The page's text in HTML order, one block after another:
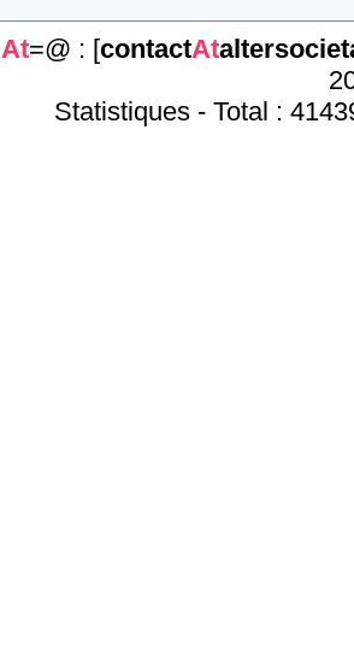
At=@ : [contactAt
Statistiques - Total :